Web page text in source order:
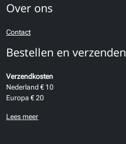
Over ons
Contact
Bestellen en verzenden
Verzendkosten
Nederland € 10
Europa € 20
Lees meer